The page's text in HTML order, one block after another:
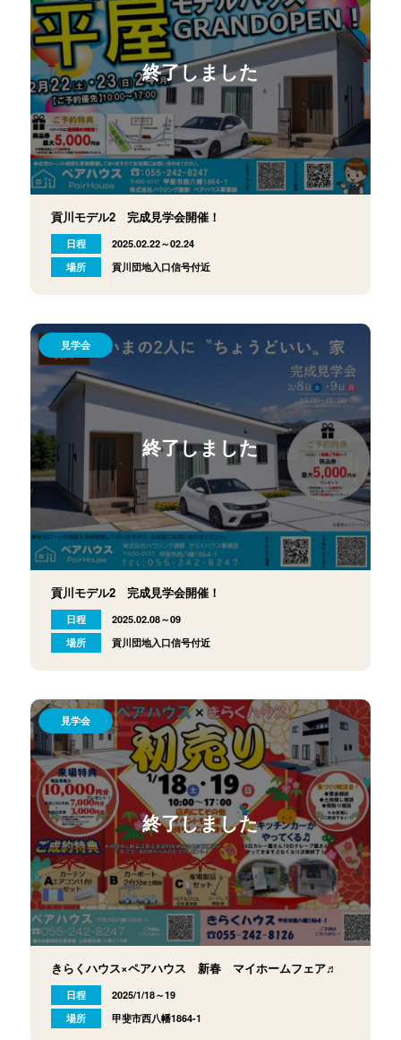
終了しました
貢川モデル2 完成見学会開催！
日程
2025.02.22～02.24
場所
貢川団地入口信号付近
終了しました
見学会
貢川モデル2 完成見学会開催！
日程
2025.02.08～09
場所
貢川団地入口信号付近
終了しました
見学会
きらくハウス×ペアハウス 新春 マイホームフェア♬
日程
2025/1/18～19
場所
甲斐市西八幡1864-1